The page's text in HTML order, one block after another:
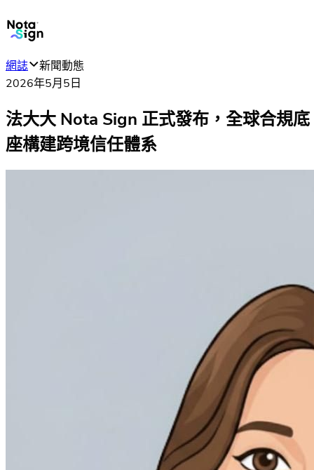
網誌
新聞動態
2026年5月5日
法大大 Nota Sign 正式發布，全球合規底
座構建跨境信任體系